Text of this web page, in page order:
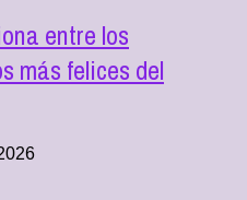
entre los
más felices del